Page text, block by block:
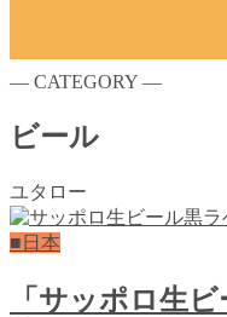
― CATEGORY ―
ビール
ユタロー
■日本
「サッポロ生